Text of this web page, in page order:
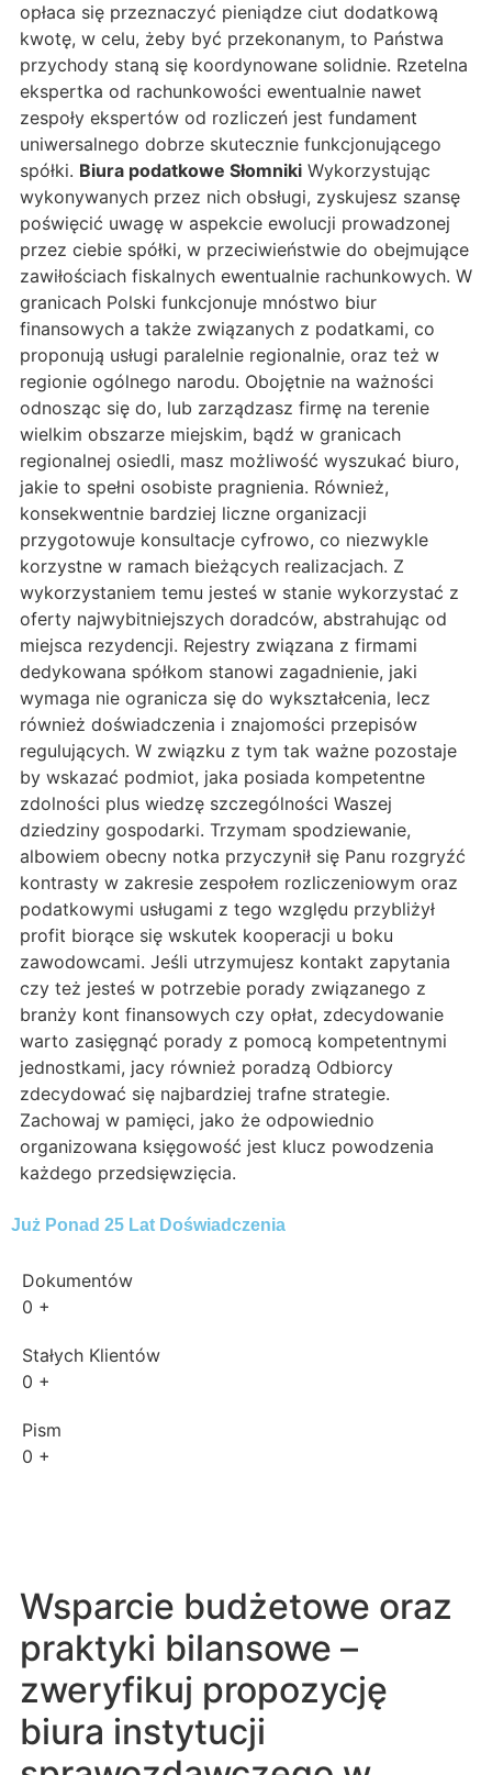
opłaca się przeznaczyć pieniądze ciut dodatkową
kwotę, w celu, żeby być przekonanym, to Państwa
przychody staną się koordynowane solidnie. Rzetelna
ekspertka od rachunkowości ewentualnie nawet
zespoły ekspertów od rozliczeń jest fundament
uniwersalnego dobrze skutecznie funkcjonującego
spółki. Biura podatkowe Słomniki Wykorzystując
wykonywanych przez nich obsługi, zyskujesz szansę
poświęcić uwagę w aspekcie ewolucji prowadzonej
przez ciebie spółki, w przeciwieństwie do obejmujące
zawiłościach fiskalnych ewentualnie rachunkowych. W
granicach Polski funkcjonuje mnóstwo biur
finansowych a także związanych z podatkami, co
proponują usługi paralelnie regionalnie, oraz też w
regionie ogólnego narodu. Obojętnie na ważności
odnosząc się do, lub zarządzasz firmę na terenie
wielkim obszarze miejskim, bądź w granicach
regionalnej osiedli, masz możliwość wyszukać biuro,
jakie to spełni osobiste pragnienia. Również,
konsekwentnie bardziej liczne organizacji
przygotowuje konsultacje cyfrowo, co niezwykle
korzystne w ramach bieżących realizacjach. Z
wykorzystaniem temu jesteś w stanie wykorzystać z
oferty najwybitniejszych doradców, abstrahując od
miejsca rezydencji. Rejestry związana z firmami
dedykowana spółkom stanowi zagadnienie, jaki
wymaga nie ogranicza się do wykształcenia, lecz
również doświadczenia i znajomości przepisów
regulujących. W związku z tym tak ważne pozostaje
by wskazać podmiot, jaka posiada kompetentne
zdolności plus wiedzę szczególności Waszej
dziedziny gospodarki. Trzymam spodziewanie,
albowiem obecny notka przyczynił się Panu rozgryźć
kontrasty w zakresie zespołem rozliczeniowym oraz
podatkowymi usługami z tego względu przybliżył
profit biorące się wskutek kooperacji u boku
zawodowcami. Jeśli utrzymujesz kontakt zapytania
czy też jesteś w potrzebie porady związanego z
branży kont finansowych czy opłat, zdecydowanie
warto zasięgnąć porady z pomocą kompetentnymi
jednostkami, jacy również poradzą Odbiorcy
zdecydować się najbardziej trafne strategie.
Zachowaj w pamięci, jako że odpowiednio
organizowana księgowość jest klucz powodzenia
każdego przedsięwzięcia.
Już Ponad 25 Lat Doświadczenia
Dokumentów
0 +
Stałych Klientów
0 +
Pism
0 +
Wsparcie budżetowe oraz
praktyki bilansowe –
zweryfikuj propozycję
biura instytucji